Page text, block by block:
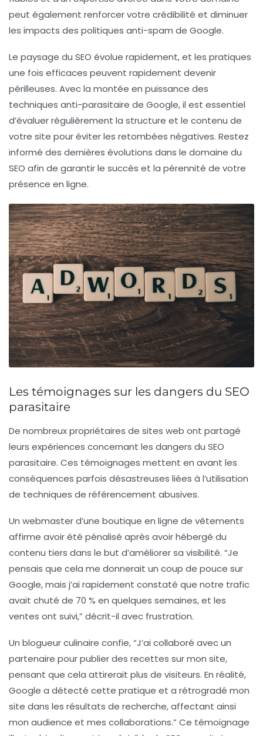
peut également renforcer votre crédibilité et diminuer
les impacts des politiques anti-spam de Google.
Le paysage du SEO évolue rapidement, et les pratiques
une fois efficaces peuvent rapidement devenir
périlleuses. Avec la montée en puissance des
techniques anti-parasitaire de Google, il est essentiel
d’évaluer régulièrement la structure et le contenu de
votre site pour éviter les retombées négatives. Restez
informé des dernières évolutions dans le domaine du
SEO afin de garantir le succès et la pérennité de votre
présence en ligne.
Les témoignages sur les dangers du SEO
parasitaire
De nombreux propriétaires de sites web ont partagé
leurs expériences concernant les dangers du SEO
parasitaire. Ces témoignages mettent en avant les
conséquences parfois désastreuses liées à l’utilisation
de techniques de référencement abusives.
Un webmaster d’une boutique en ligne de vêtements
affirme avoir été pénalisé après avoir hébergé du
contenu tiers dans le but d’améliorer sa visibilité. “Je
pensais que cela me donnerait un coup de pouce sur
Google, mais j’ai rapidement constaté que notre trafic
avait chuté de 70 % en quelques semaines, et les
ventes ont suivi,” décrit-il avec frustration.
Un blogueur culinaire confie, “J’ai collaboré avec un
partenaire pour publier des recettes sur mon site,
pensant que cela attirerait plus de visiteurs. En réalité,
Google a détecté cette pratique et a rétrogradé mon
site dans les résultats de recherche, affectant ainsi
mon audience et mes collaborations.” Ce témoignage